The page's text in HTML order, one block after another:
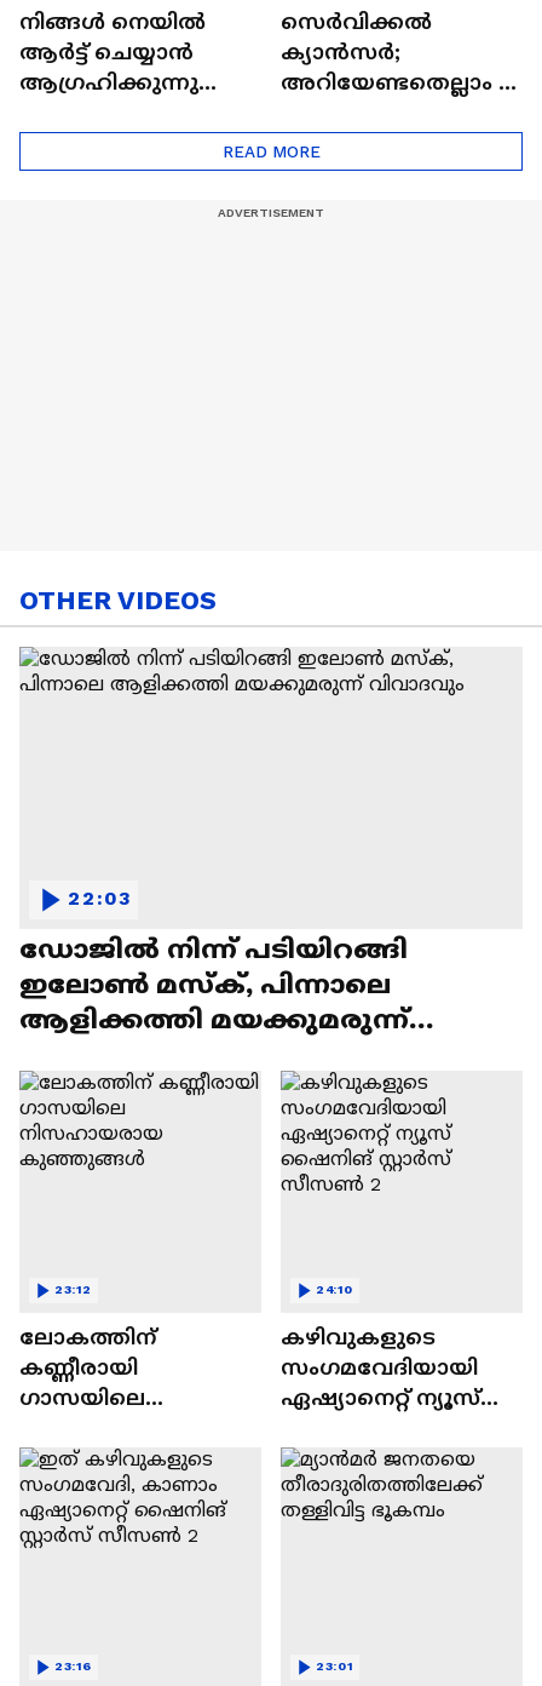
നിങ്ങൾ നെയിൽ
ആർട്ട് ചെയ്യാൻ
ആഗ്രഹിക്കുന്നുണ്ടോ
ട്രെൻഡിനെക്കുറിച്ച് |
Nail Art | Trends Cafe
സെർവിക്കൽ
ക്യാൻസർ;
അറിയേണ്ടതെല്ലാം |
Cancer
READ MORE
OTHER VIDEOS
ഡോജിൽ നിന്ന് പടിയിറങ്ങി
ഇലോൺ മസ്ക്, പിന്നാലെ
ആളിക്കത്തി മയക്കുമരുന്ന്
22:03
ലോകത്തിന്
കണ്ണീരായി
ഗാസയിലെ
കുഞ്ഞുങ്ങൾ
23:12
കഴിവുകളുടെ
സംഗമവേദിയായി
ഏഷ്യാനെറ്റ് ന്യൂസ്
സീസൺ 2
24:10
23:16 23:01